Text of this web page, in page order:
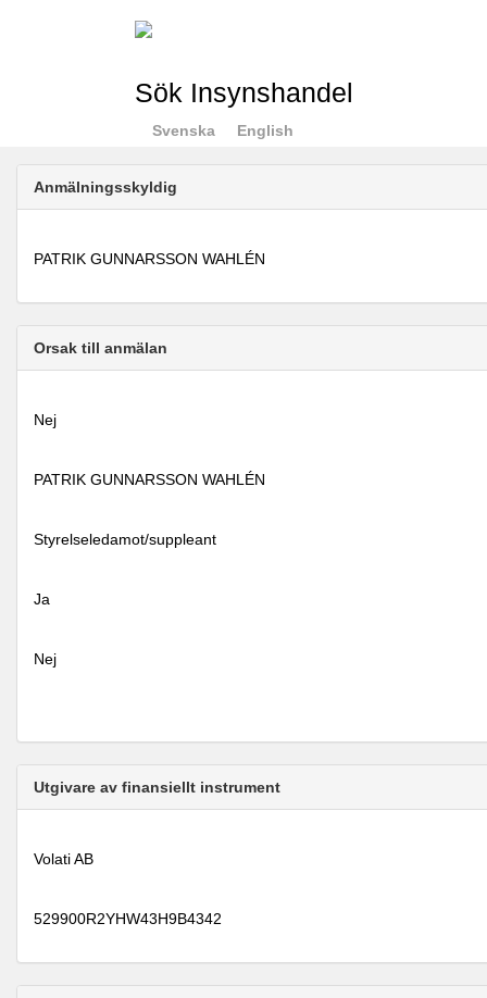
Sök Insynshandel
Svenska English
Anmälningsskyldig
PATRIK GUNNARSSON WAHLÉN
Orsak till anmälan
Nej
PATRIK GUNNARSSON WAHLÉN
Styrelseledamot/suppleant
Ja
Nej
Utgivare av finansiellt instrument
Volati AB
529900R2YHW43H9B4342